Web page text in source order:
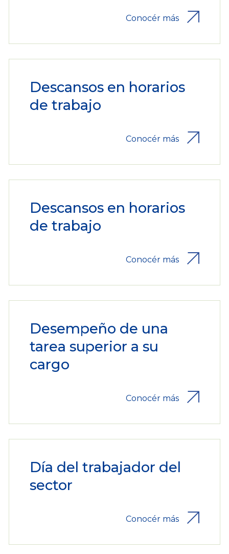
Conocér más
Descansos en horarios
de trabajo
Conocér más
Descansos en horarios
de trabajo
Conocér más
Desempeño de una
tarea superior a su
cargo
Conocér más
Día del trabajador del
sector
Conocér más